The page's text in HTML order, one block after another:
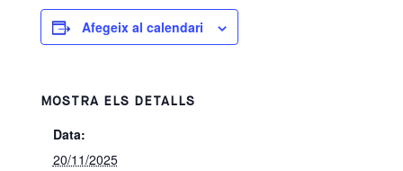
Afegeix al calendari
MOSTRA ELS DETALLS
Data:
20/11/2025